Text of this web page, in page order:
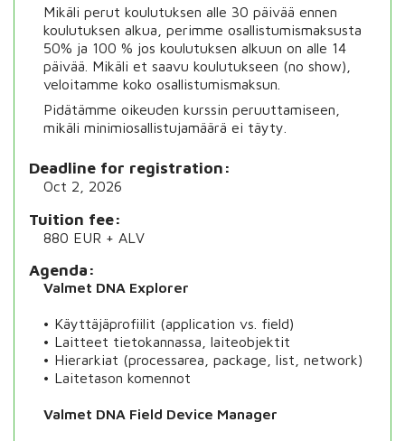
Mikäli perut koulutuksen alle 30 päivää ennen
koulutuksen alkua, perimme osallistumismaksusta
50% ja 100 % jos koulutuksen alkuun on alle 14
päivää. Mikäli et saavu koulutukseen (no show),
veloitamme koko osallistumismaksun.
Pidätämme oikeuden kurssin peruuttamiseen,
mikäli minimiosallistujamäärä ei täyty.
Deadline for registration
Oct 2, 2026
Tuition fee
880 EUR + ALV
Agenda
Valmet DNA Explorer
• Käyttäjäprofiilit (application vs. field)
• Laitteet tietokannassa, laiteobjektit
• Hierarkiat (processarea ,package ,list ,network)
• Laitetason komennot
Valmet DNA Field Device Manager